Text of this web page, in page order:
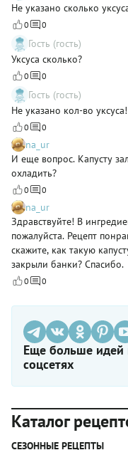
Не указано сколько
0 0
Гость (гость)
Уксуса сколько?
0 0
Гость (гость)
Не указано кол-во уксуса!
0 0
na_ur
И еще вопрос. Капусту
охладить?
0 0
na_ur
Здравствуйте! В
пожалуйста. Рецепт
скажите, как такую
закрыли банки? Спасибо.
0 0
Еще больше
соцсетях
Каталог
СЕЗОННЫЕ РЕЦЕПТЫ